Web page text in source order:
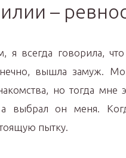
–
я всегда говорила,
вышла замуж.
но тогда мне
выбрал он меня.
пытку.